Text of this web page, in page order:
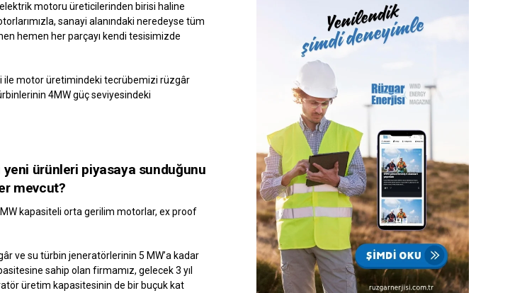
elektrik motoru üreticilerinden birisi haline
sanayi alanındaki neredeyse tüm
hemen her parçayı kendi tesisimizde
ile motor üretimindeki tecrübemizi rüzgâr
4MW güç seviyesindeki
yeni ürünleri piyasaya sunduğunu
mevcut?
MW kapasiteli orta gerilim motorlar, ex proof
ve su türbin jeneratörlerinin 5 MW’a kadar
sahip olan firmamız, gelecek 3 yıl
üretim kapasitesinin de bir buçuk kat